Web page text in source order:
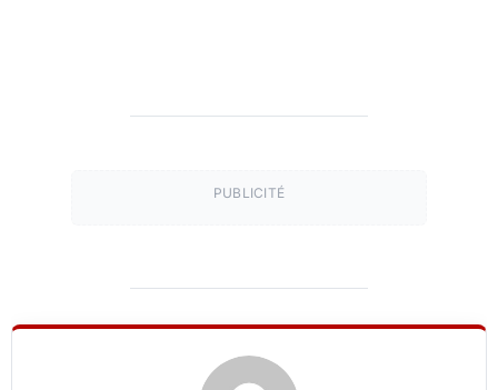
PUBLICITÉ